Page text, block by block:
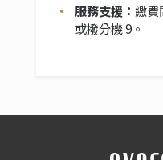
服務支援： 繳費
或撥分機 9。